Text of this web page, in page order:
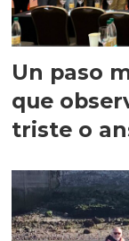
Un paso
que
triste o